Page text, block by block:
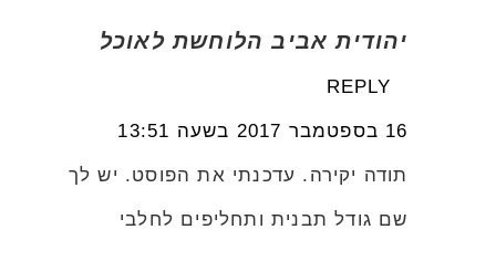
יהודית אביב הלוחשת לאוכל
REPLY
16 בספטמבר 2017 בשעה 13:51
תודה יקירה. עדכנתי את הפוסט. יש לך
שם גודל תבנית ותחליפים לחלבי